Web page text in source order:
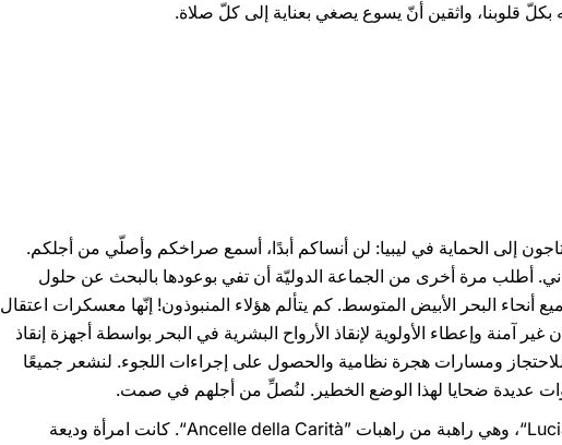
بكلّ قلوبنا، واثقين أنّ يسوع يصغي بعناية إلى كلّ صلاة.
إلى الحماية في ليبيا: لن أنساكم أبدًا، أسمع صراخكم وأصلّي من أجلكم.
أطلب مرة أخرى من الجماعة الدوليّة أن تفي بوعودها بالبحث عن حلول
أنحاء البحر الأبيض المتوسط. كم يتألم هؤلاء المنبوذون! إنّها معسكرات اعتقال
آمنة وإعطاء الأولوية لإنقاذ الأرواح البشرية في البحر بواسطة أجهزة إنقاذ
ومسارات هجرة نظامية والحصول على إجراءات اللجوء. لنشعر جميعًا
عديدة ضحايا لهذا الوضع الخطير. لنُصلِّ من أجلهم في صمت.
تم تطويب يوم أمس، في بريشيا، الأخت ”Lucia dell’Immacolata“، وهي راهبة من راهبات ”Ancelle della Carità“. كانت امرأة وديعة